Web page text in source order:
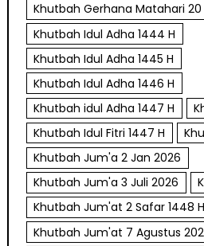
Khutbah Gerhana Matahari 20
Khutbah Idul Adha 1444 H
Khutbah Idul Adha 1445 H
Khutbah Idul Adha 1446 H
Khutbah idul Adha 1447 H
Khutbah Idul Fitri 1447 H
Khutbah Jum'a 2 Jan 2026
Khutbah Jum'a 3 Juli 2026
Khutbah Jum'at 2 Safar 1448
Khutbah Jum'at 7 Agustus